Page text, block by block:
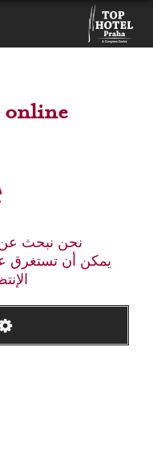
online
نحن نبحث
يمكن أن تستغرق